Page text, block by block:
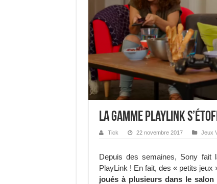
La gamme PlayLink
Tick 22 novembre 2017 Jeux
Depuis des semaines, Sony
PlayLink ! En fait, des « petits
joués à plusieurs dans le